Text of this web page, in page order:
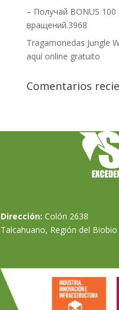
– Получай BONUS
вращений.3968
Tragamonedas Jungle
aquí online gratuito
Comentarios
Dirección: Colón 2638
Talcahuano, Región del Biobio